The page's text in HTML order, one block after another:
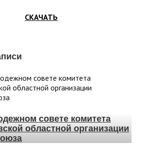
СКАЧАТЬ
совете комитета
областной организации